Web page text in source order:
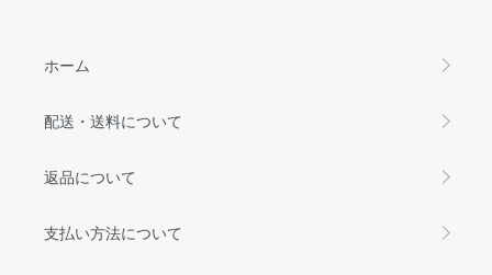
ホーム
配送・送料について
返品について
支払い方法について